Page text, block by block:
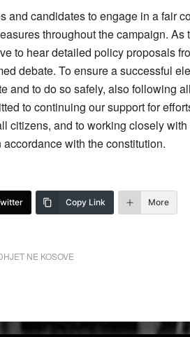
and candidates to engage in a fair
throughout the campaign.
to hear detailed policy proposals
debate. To ensure a successful
and to do so safely, also following
to continuing our support for
citizens, and to working closely
with the constitution.
Copy Link More
NE KOSOVE